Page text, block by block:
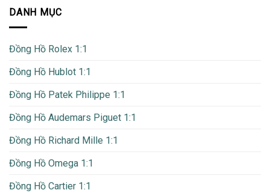
DANH MỤC
Đồng Hồ Rolex 1:1
Đồng Hồ Hublot 1:1
Đồng Hồ Patek Philippe 1:1
Đồng Hồ Audemars Piguet 1:1
Đồng Hồ Richard Mille 1:1
Đồng Hồ Omega 1:1
Đồng Hồ Cartier 1:1